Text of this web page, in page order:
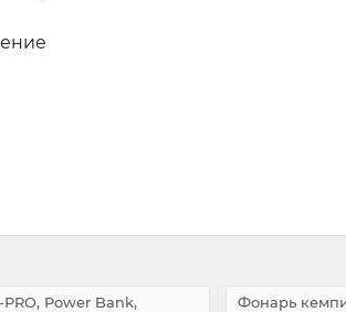
Power Bank,
Фонарь